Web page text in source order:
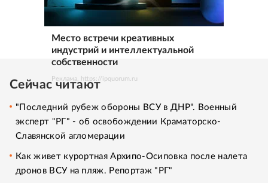
Место встречи креативных
индустрий и интеллектуальной
собственности
Реклама. https://ipquorum.ru
Сейчас читают
"Последний рубеж обороны ВСУ в ДНР". Военный
эксперт "РГ" - об освобождении Краматорско-
Славянской агломерации
Как живет курортная Архипо-Осиповка после налета
дронов ВСУ на пляж. Репортаж "РГ"